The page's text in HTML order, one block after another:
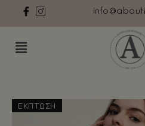
ΈΚΠΤΩΣΗ